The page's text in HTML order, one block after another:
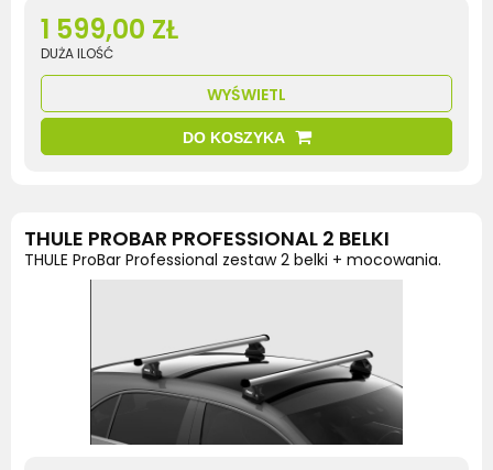
1 599,00 ZŁ
DUŻA ILOŚĆ
WYŚWIETL
DO KOSZYKA
THULE PROBAR PROFESSIONAL 2 BELKI
THULE ProBar Professional zestaw 2 belki + mocowania.